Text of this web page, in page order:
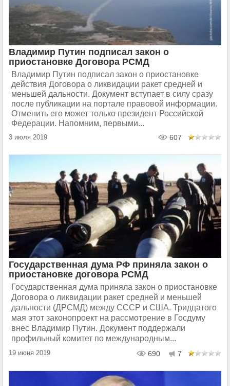
Владимир Путин подписал закон о
приостановке Договора РСМД
Владимир Путин подписал закон о приостановке
действия Договора о ликвидации ракет средней и
меньшей дальности. Документ вступает в силу сразу
после публикации на портале правовой информации.
Отменить его может только президент Российской
Федерации. Напомним, первыми...
3 июля 2019 607
Государственная дума РФ приняла закон о
приостановке договора РСМД
Государственная дума приняла закон о приостановке
Договора о ликвидации ракет средней и меньшей
дальности (ДРСМД) между СССР и США. Тридцатого
мая этот законопроект на рассмотрение в Госдуму
внес Владимир Путин. Документ поддержали
профильный комитет по международным...
19 июня 2019 690 7